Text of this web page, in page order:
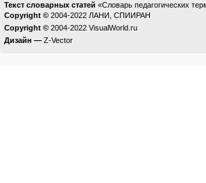
Текст словарных статей «Словарь педагогических
Copyright © 2004-2022 ЛАНИ, СПИИРАН
Copyright © 2004-2022 VisualWorld.ru
Дизайн — Z-Vector